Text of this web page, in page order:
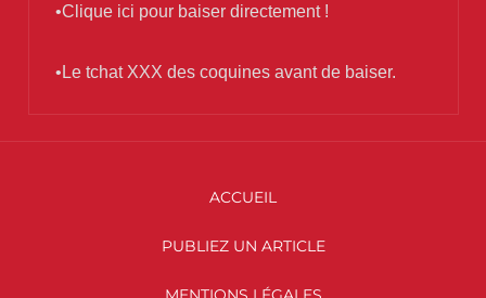
•Clique ici pour baiser directement !
•Le tchat XXX des coquines avant de baiser.
ACCUEIL
PUBLIEZ UN ARTICLE